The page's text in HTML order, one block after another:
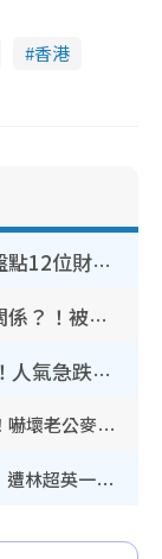
香港
《愛回家》隱形富豪臥虎藏龍！盤點12位財氣逼人的有錢藝人：呢位靚女3億身家唔憂做
葉蒨文拍拖一周年親自否認情侶關係？！被質疑感情造假竟稱GM「普通同事」
30歲男藝人低調宣布已秘密離巢！人氣急跌變失蹤人口︰「這幾年過得並不容易」
簡淑兒染金毛剪短頭髮氣質判若兩人！嚇壞老公麥大力都認唔出：「你做咩事？」
TVB新聞主播陳嘉欣鏡頭前罕有失守！遭林超英一句說話突襲嚇親當場大笑